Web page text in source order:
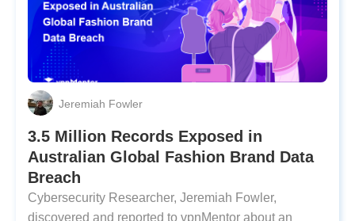
Jeremiah Fowler
3.5 Million Records Exposed in
Australian Global Fashion Brand Data
Breach
Cybersecurity Researcher, Jeremiah Fowler,
discovered and reported to vpnMentor about an